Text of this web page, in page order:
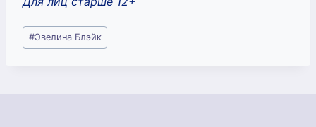
Метки
записи:
#Эвелина Блэйк